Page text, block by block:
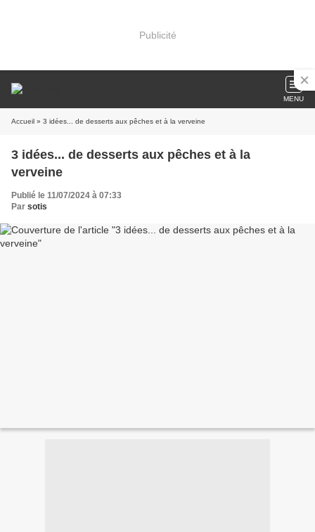
Publicité
MENU
Accueil » 3 idées... de desserts aux pêches et à la verveine
3 idées... de desserts aux pêches et à la
verveine
Publié le 11/07/2024 à 07:33
Par sotis